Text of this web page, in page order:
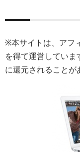
※本サイトは、アフ
を得て運営していま
に還元されることが